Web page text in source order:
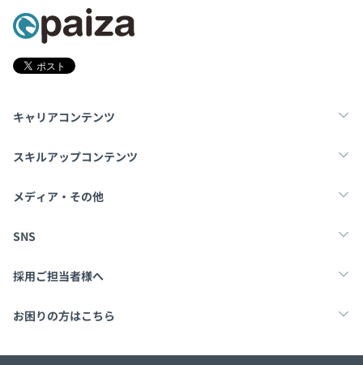
キャリアコンテンツ
転職・キャリア
スキルアップコンテンツ
学習
メディア・その他
Tech Team Journal
SNS
X
採用ご担当者様へ
採用・教育をお考えの企業様へ
お困りの方はこちら
paizaとは？ お問い合わせ・FAQ